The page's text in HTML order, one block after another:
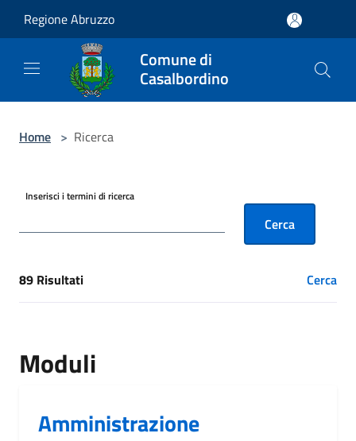
Regione Abruzzo
Comune di
Casalbordino
Home > Ricerca
Inserisci i termini di ricerca
Cerca
[results] Risultati
89 Risultati Cerca
Moduli
Amministrazione